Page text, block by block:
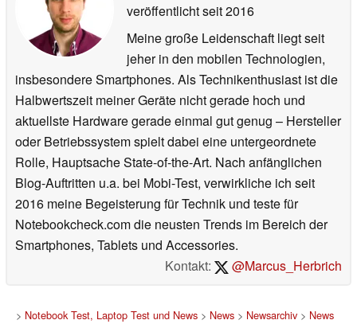
veröffentlichtseit 2016
Meine große Leidenschaft liegt seit
jeher in den mobilen Technologien,
insbesondere Smartphones. Als Technikenthusiast ist die
Halbwertszeit meiner Geräte nicht gerade hoch und
aktuellste Hardware gerade einmal gut genug – Hersteller
oder Betriebssystem spielt dabei eine untergeordnete
Rolle, Hauptsache State-of-the-Art. Nach anfänglichen
Blog-Auftritten u.a. bei Mobi-Test, verwirkliche ich seit
2016 meine Begeisterung für Technik und teste für
Notebookcheck.com die neusten Trends im Bereich der
Smartphones, Tablets und Accessories.
Kontakt:
@Marcus_Herbrich
> Notebook Test, Laptop Test und News> News> Newsarchiv> News